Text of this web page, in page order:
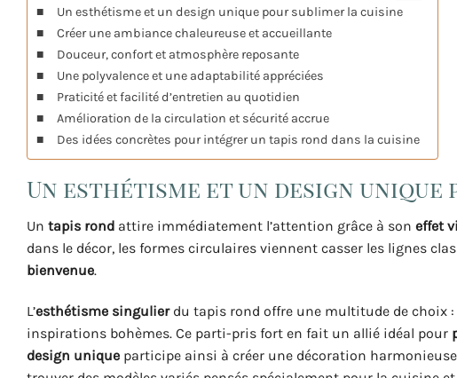
Un esthétisme et un design unique pour sublimer la cuisine
Créer une ambiance chaleureuse et accueillante
Douceur, confort et atmosphère reposante
Une polyvalence et une adaptabilité appréciées
Praticité et facilité d’entretien au quotidien
Amélioration de la circulation et sécurité accrue
Des idées concrètes pour intégrer un tapis rond dans la cuisine
Un esthétisme et un design
Un tapis rond attire immédiatement l’attention grâce à son effet
dans le décor, les formes circulaires viennent casser les lignes
bienvenue.
L’esthétisme singulierdu tapis rond offre une multitude de choix
inspirations bohèmes. Ce parti-pris fort en fait un allié idéal pour
design unique participe ainsi à créer une décoration